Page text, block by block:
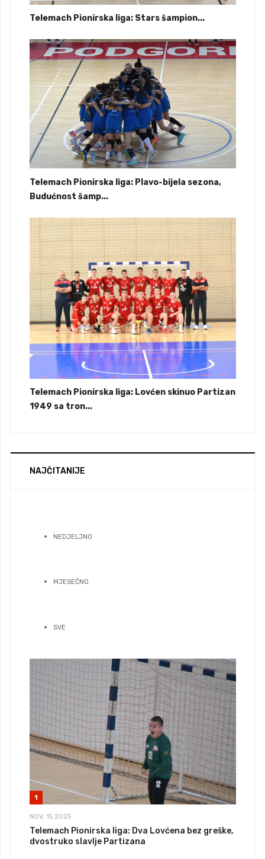
Telemach Pionirska liga: Stars šampion...
Telemach Pionirska liga: Plavo-bijela sezona,
Budućnost šamp...
Telemach Pionirska liga: Lovćen skinuo Partizan
1949 sa tron...
NAJČITANIJE
NEDJELJNO
MJESEČNO
SVE
1
NOV, 15 2025
Telemach Pionirska liga: Dva Lovćena bez greške,
dvostruko slavlje Partizana